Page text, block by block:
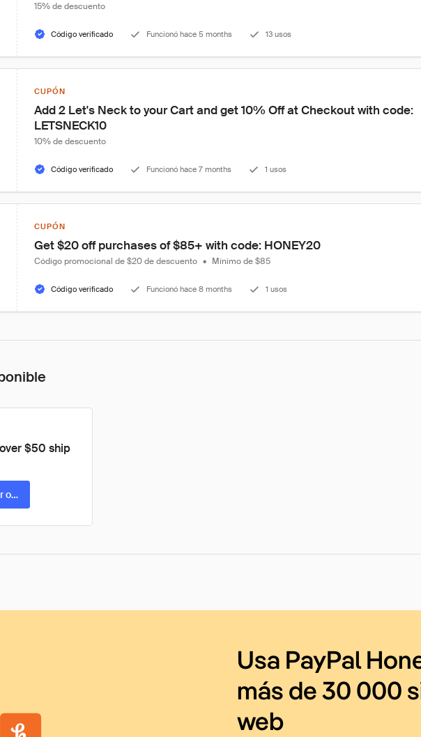
15% de descuento
Código verificado Funcionó hace 5 months 13 usos
CUPÓN
Add 2 Let's Neck to your Cart and get 10% Off at Checkout with code:
LETSNECK10
10% de descuento
Código verificado Funcionó hace 7 months 1 usos
CUPÓN
Get $20 off purchases of $85+ with code: HONEY20
Código promocional de $20 de descuento • Mínimo de $85
Código verificado Funcionó hace 8 months 1 usos
$50 ship
Usa PayPal
más de 30 000
web